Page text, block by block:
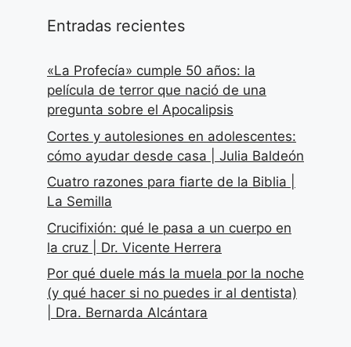
Entradas recientes
«La Profecía» cumple 50 años: la
película de terror que nació de una
pregunta sobre el Apocalipsis
Cortes y autolesiones en adolescentes:
cómo ayudar desde casa | Julia Baldeón
Cuatro razones para fiarte de la Biblia |
La Semilla
Crucifixión: qué le pasa a un cuerpo en
la cruz | Dr. Vicente Herrera
Por qué duele más la muela por la noche
(y qué hacer si no puedes ir al dentista)
| Dra. Bernarda Alcántara